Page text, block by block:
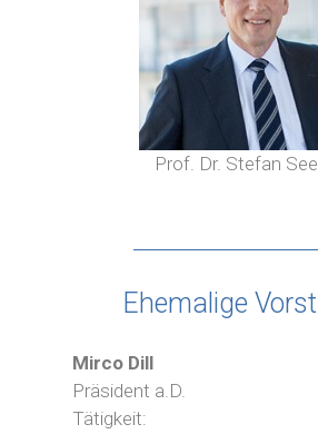
Prof. Dr. Stefan
Ehemalige
Mirco Dill
Präsident a.D.
Tätigkeit: